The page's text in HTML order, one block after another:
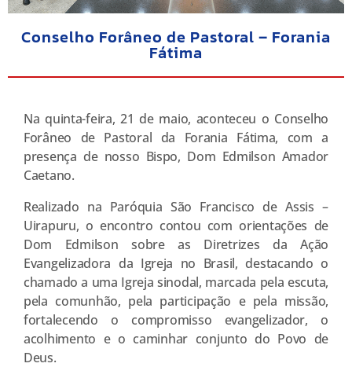
Conselho Forâneo de Pastoral – Forania
Fátima
Na quinta-feira, 21 de maio, aconteceu o Conselho
Forâneo de Pastoral da Forania Fátima, com a
presença de nosso Bispo, Dom Edmilson Amador
Caetano.
Realizado na Paróquia São Francisco de Assis –
Uirapuru, o encontro contou com orientações de
Dom Edmilson sobre as Diretrizes da Ação
Evangelizadora da Igreja no Brasil, destacando o
chamado a uma Igreja sinodal, marcada pela escuta,
pela comunhão, pela participação e pela missão,
fortalecendo o compromisso evangelizador, o
acolhimento e o caminhar conjunto do Povo de
Deus.